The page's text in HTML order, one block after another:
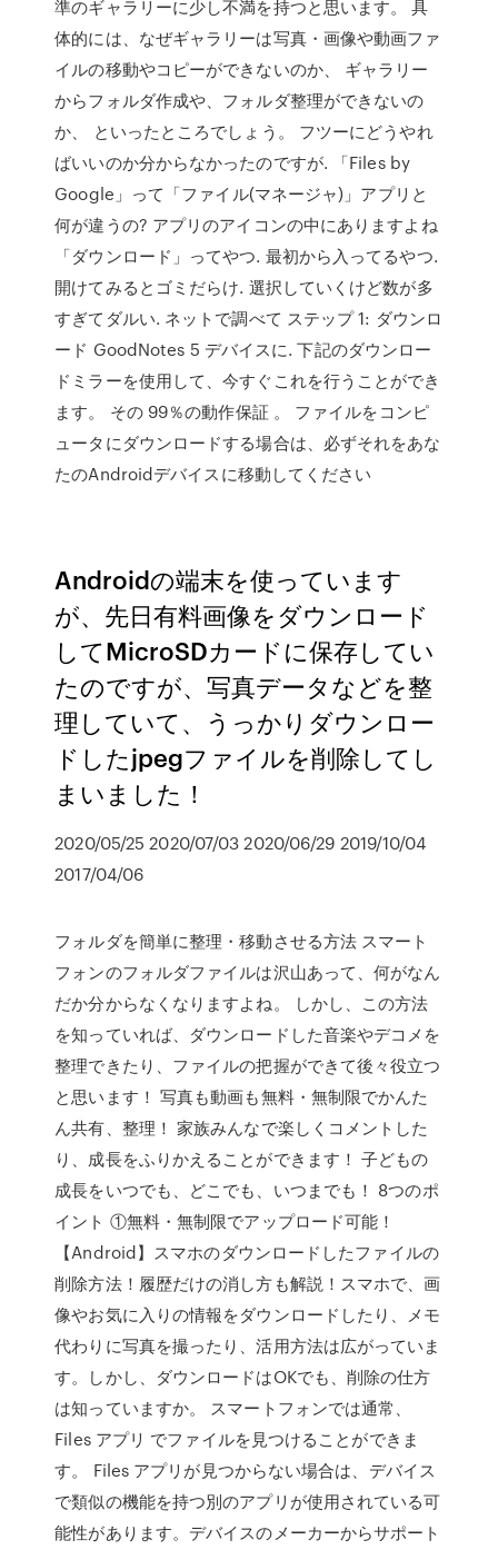
準のギャラリーに少し不満を持つと思います。 具
体的には、なぜギャラリーは写真・画像や動画ファ
イルの移動やコピーができないのか、 ギャラリー
からフォルダ作成や、フォルダ整理ができないの
か、 といったところでしょう。 フツーにどうやれ
ばいいのか分からなかったのですが. 「Files by
Google」って「ファイル(マネージャ)」アプリと
何が違うの? アプリのアイコンの中にありますよね
「ダウンロード」ってやつ. 最初から入ってるやつ.
開けてみるとゴミだらけ. 選択していくけど数が多
すぎてダルい. ネットで調べて ステップ 1: ダウンロ
ード GoodNotes 5 デバイスに. 下記のダウンロー
ドミラーを使用して、今すぐこれを行うことができ
ます。 その 99％の動作保証 。 ファイルをコンピ
ュータにダウンロードする場合は、必ずそれをあな
たのAndroidデバイスに移動してください
Androidの端末を使っています
が、先日有料画像をダウンロード
してMicroSDカードに保存してい
たのですが、写真データなどを整
理していて、うっかりダウンロー
ドしたjpegファイルを削除してし
まいました！
2020/05/25 2020/07/03 2020/06/29 2019/10/04
2017/04/06
フォルダを簡単に整理・移動させる方法 スマート
フォンのフォルダファイルは沢山あって、何がなん
だか分からなくなりますよね。 しかし、この方法
を知っていれば、ダウンロードした音楽やデコメを
整理できたり、ファイルの把握ができて後々役立つ
と思います！ 写真も動画も無料・無制限でかんた
ん共有、整理！ 家族みんなで楽しくコメントした
り、成長をふりかえることができます！ 子どもの
成長をいつでも、どこでも、いつまでも！ 8つのポ
イント ①無料・無制限でアップロード可能！
【Android】スマホのダウンロードしたファイルの
削除方法！履歴だけの消し方も解説！スマホで、画
像やお気に入りの情報をダウンロードしたり、メモ
代わりに写真を撮ったり、活用方法は広がっていま
す。しかし、ダウンロードはOKでも、削除の仕方
は知っていますか。 スマートフォンでは通常、
Files アプリ でファイルを見つけることができま
す。 Files アプリが見つからない場合は、デバイス
で類似の機能を持つ別のアプリが使用されている可
能性があります。デバイスのメーカーからサポート